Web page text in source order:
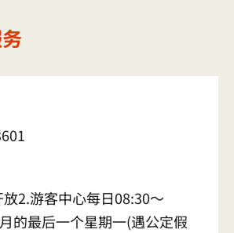
2.游客中心每日08:30～
的最后一个星期一(遇公定假